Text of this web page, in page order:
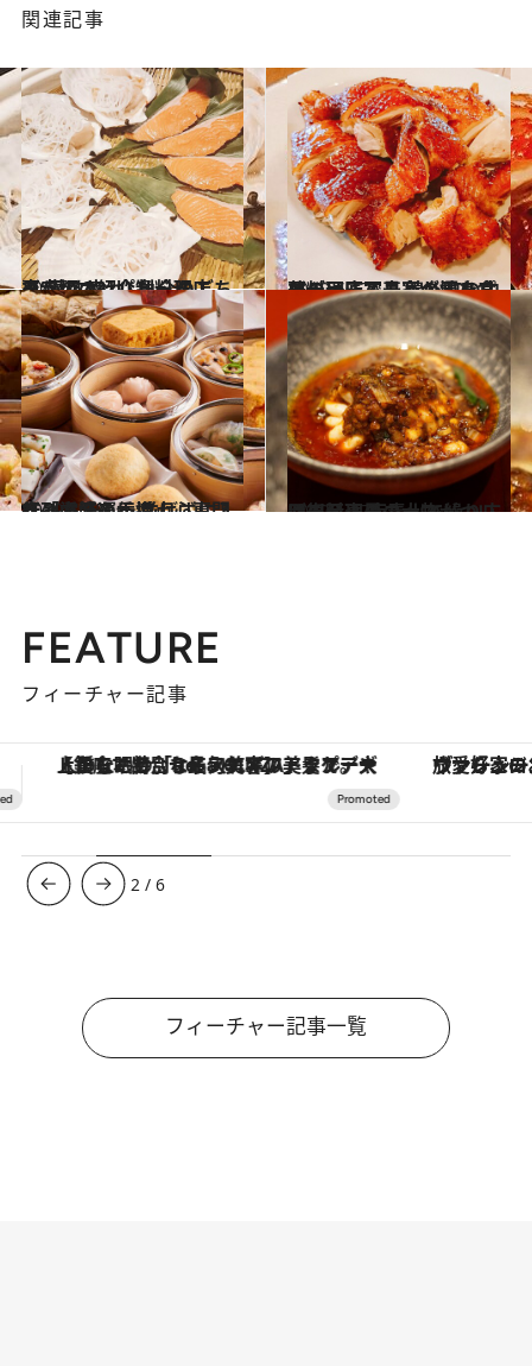
関連記事
2019.7.29
裏赤坂の紹介制料理店で“蒸す幸せ” 魚介のごちそうのオンパレード！
グルメ 2019.6.17
あの巨匠写真家が渾身プロデュース！ 錦糸町の中華料理店で最高の鳩を食す
グルメ
2019.5.15
行列必至の香港点心専門店「添好運」 並ばずに入れる方法を伝授！
グルメ 2019.1.17
四川料理界の大物がついに復活！ 南青山で繰り広げる至高のコース
グルメ
FEATURE
フィーチャー記事
ヴァシュロン・コンスタンタン「オーヴァーシーズ・オートマティック」。旅愛好家のお気に入りコレクションから、ジェンダーレスな新作が登場
3 /6
フィーチャー記事一覧